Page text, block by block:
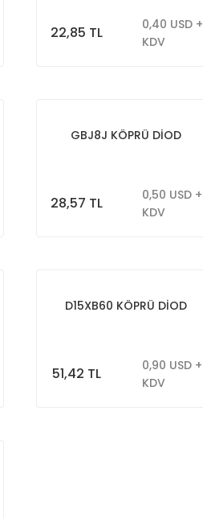
22,85 TL
0,40 USD +
KDV
GBJ8J KÖPRÜ DİOD
28,57 TL
0,50 USD +
KDV
D15XB60 KÖPRÜ DİOD
51,42 TL
0,90 USD +
KDV